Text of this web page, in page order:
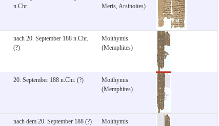
n.Chr.
Meris, Arsinoites)
nach 20. September 188 n.Chr.
(?)
Moithymis
(Memphites)
20. September 188 n.Chr. (?)
Moithymis
(Memphites)
nach dem 20. September 188 (?)
Moithymis